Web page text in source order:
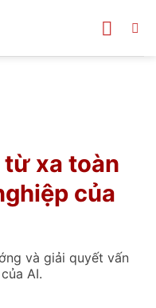
từ xa toàn
của
và giải quyết vấn
AI.